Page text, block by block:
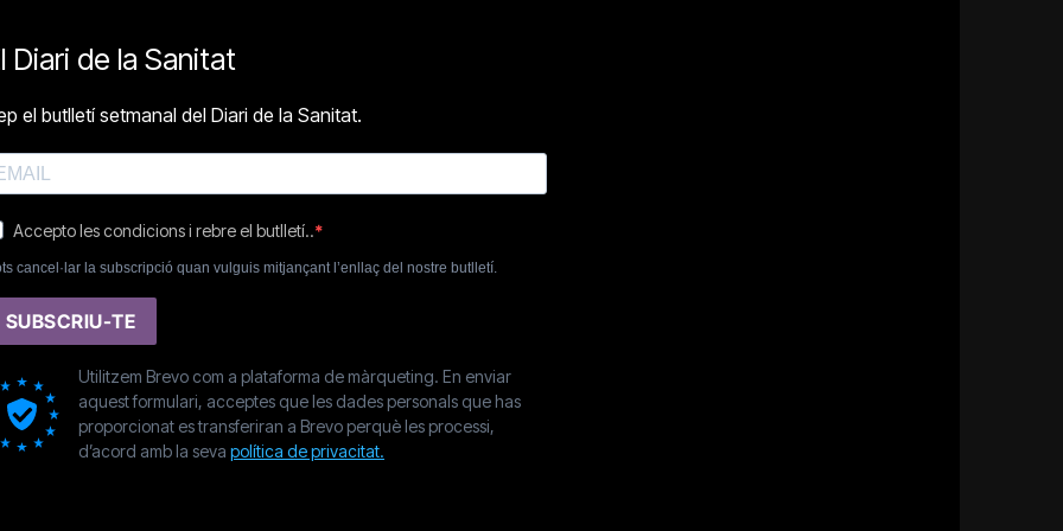
Diari de la Sanitat
el butlletí setmanal del Diari de la Sanitat.
Accepto les condicions i rebre el butlletí..
cancel·lar la subscripció quan vulguis mitjançant l’enllaç del nostre butlletí.
SUBSCRIU-TE
Utilitzem Brevo com a plataforma de màrqueting. En enviar
aquest formulari, acceptes que les dades personals que has
proporcionat es transferiran a Brevo perquè les processi,
d’acord amb la seva política de privacitat.